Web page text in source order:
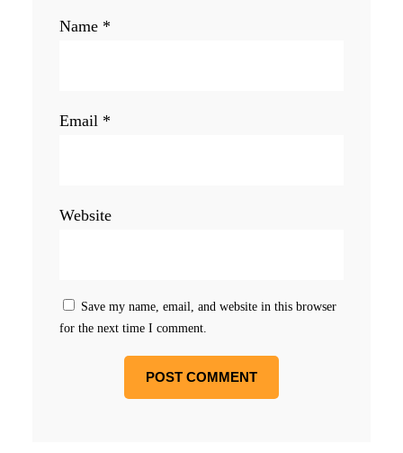
Name *
Email *
Website
Save my name, email, and website in this browser
for the next time I comment.